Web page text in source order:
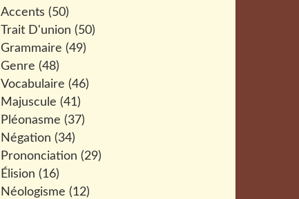
Accents (50)
Trait D'union (50)
Grammaire (49)
Genre (48)
Vocabulaire (46)
Majuscule (41)
Pléonasme (37)
Négation (34)
Prononciation (29)
Élision (16)
Néologisme (12)